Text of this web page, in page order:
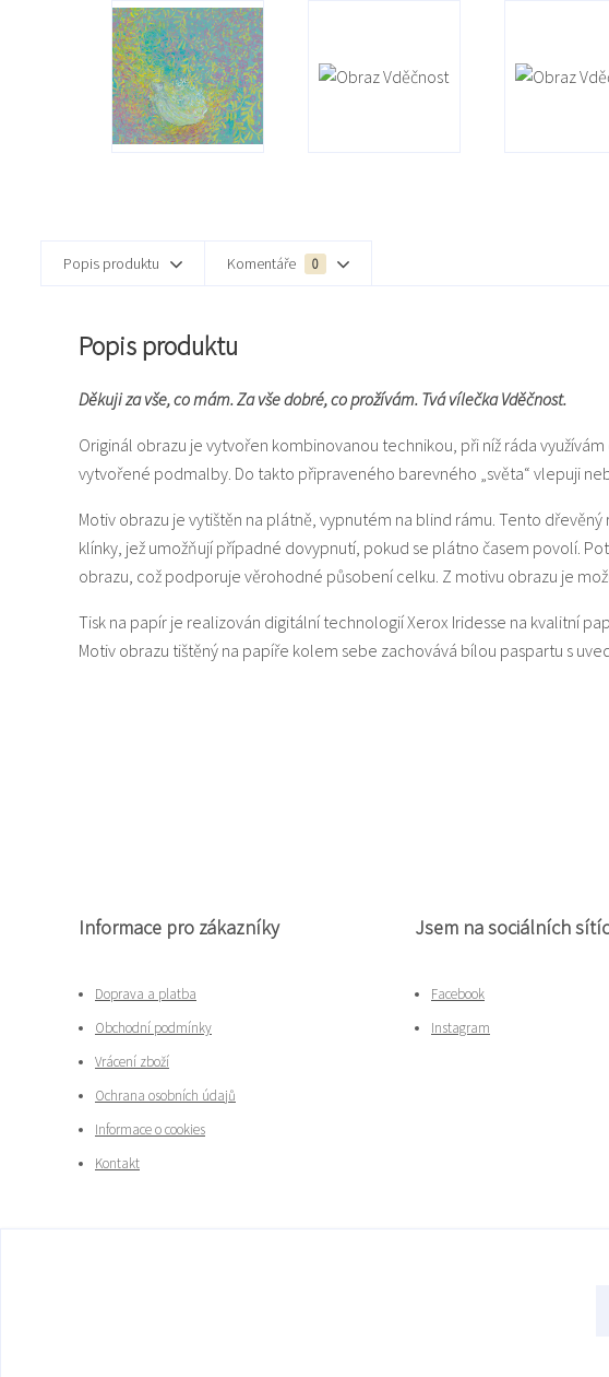
Popis produktu Komentáře 0
Popis produktu
Děkuji za vše, co mám. Za vše dobré, co prožívám. Tvá vílečka Vděčnost.
Originál obrazu je vytvořen kombinovanou technikou, při níž ráda
vytvořené podmalby. Do takto připraveného barevného „světa“ vlepuji
Motiv obrazu je vytištěn na plátně, vypnutém na blind rámu. Tento
klínky, jež umožňují případné dovypnutí, pokud se plátno časem povolí.
obrazu, což podporuje věrohodné působení celku. Z motivu obrazu je
Tisk na papír je realizován digitální technologií Xerox Iridesse na kvalitní
Motiv obrazu tištěný na papíře kolem sebe zachovává bílou paspartu s
Informace pro zákazníky
Doprava a platba
Obchodní podmínky
Vrácení zboží
Ochrana osobních údajů
Informace o cookies
Kontakt
Jsem na sociálních
Facebook
Instagram